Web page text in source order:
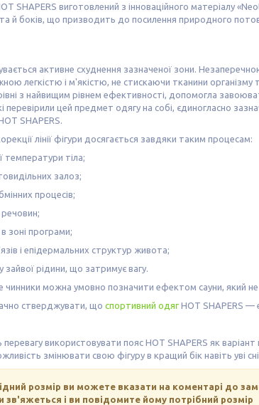
SHAPERS виготовлений з інноваційного матеріалу
й боків, що призводить до посилення природного
активне схуднення зазначеної зони.
легкістю і м'якістю, не стискаючи тканини
з найвищим рівнем ефективності, допомогла
перевірили цей предмет одягу на собі, єдиногласно
SHAPERS.
лінії фігури досягається завдяки таким процесам:
температури тіла;
залоз;
процесів;
зоні програми;
і епідермальних структур живота;
зайвої рідини, що затримує вагу.
чинники можна умовно позначити ефектом сауни, який
стверджувати, що спортивний одяг HOT SHAPERS —
використовувати пояс HOT SHAPERS як варіант
змінювати свою фігуру в кращий бік навіть уві сні.
розмір ви можете вказати на коментарі до
зв'яжеться і ви повідомите йому потрібний розмір